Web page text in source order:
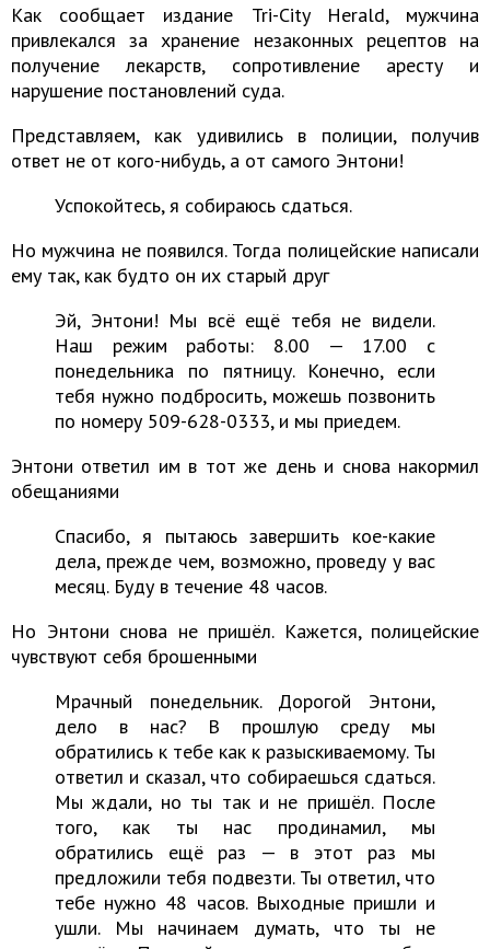
Как сообщает издание Tri-City Herald, мужчина
привлекался за хранение незаконных рецептов на
получение лекарств, сопротивление аресту и
нарушение постановлений суда.
Представляем, как удивились в полиции, получив
ответ не от кого-нибудь, а от самого Энтони!
Успокойтесь, я собираюсь сдаться.
Но мужчина не появился. Тогда полицейские написали
ему так, как будто он их старый друг
Эй, Энтони! Мы всё ещё тебя не видели.
Наш режим работы: 8.00 — 17.00 с
понедельника по пятницу. Конечно, если
тебя нужно подбросить, можешь позвонить
по номеру 509-628-0333, и мы приедем.
Энтони ответил им в тот же день и снова накормил
обещаниями
Спасибо, я пытаюсь завершить кое-какие
дела, прежде чем, возможно, проведу у вас
месяц. Буду в течение 48 часов.
Но Энтони снова не пришёл. Кажется, полицейские
чувствуют себя брошенными
Мрачный понедельник. Дорогой Энтони,
дело в нас? В прошлую среду мы
обратились к тебе как к разыскиваемому. Ты
ответил и сказал, что собираешься сдаться.
Мы ждали, но ты так и не пришёл. После
того, как ты нас продинамил, мы
обратились ещё раз — в этот раз мы
предложили тебя подвезти. Ты ответил, что
тебе нужно 48 часов. Выходные пришли и
ушли. Мы начинаем думать, что ты не